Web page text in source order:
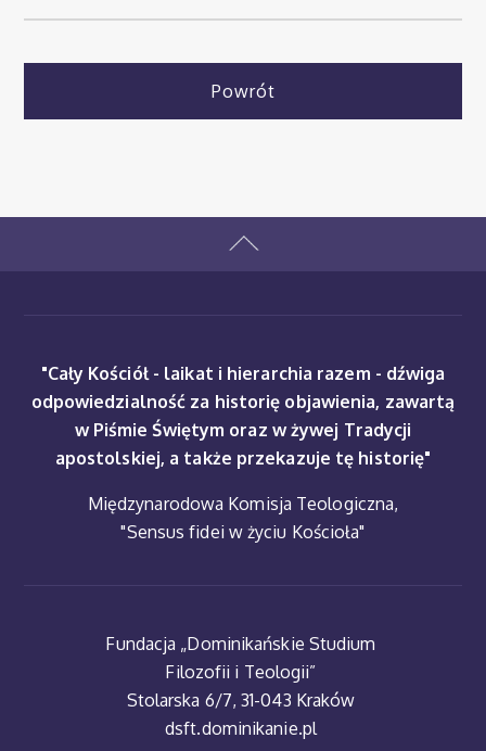
Powrót
"Cały Kościół - laikat i hierarchia razem - dźwiga
odpowiedzialność za historię objawienia, zawartą
w Piśmie Świętym oraz w żywej Tradycji
apostolskiej, a także przekazuje tę historię"
Międzynarodowa Komisja Teologiczna,
"Sensus fidei w życiu Kościoła"
Fundacja „Dominikańskie Studium
Filozofii i Teologii”
Stolarska 6/7, 31-043 Kraków
dsft.dominikanie.pl